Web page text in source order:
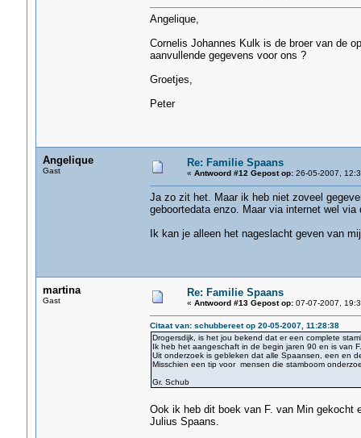
Angelique,
Cornelis Johannes Kulk is de broer van de
aanvullende gegevens voor ons ?
Groetjes,
Peter
Angelique
Gast
Re: Familie Spaans
« Antwoord #12 Gepost op:26-05-2007,
Ja zo zit het. Maar ik heb niet zoveel
geboortedata enzo. Maar via internet wel
Ik kan je alleen het nageslacht geven van
martina
Gast
Re: Familie Spaans
« Antwoord #13 Gepost op:07-07-2007,
Citaat van: schubbereet op 20-05-2007, 11:28:38
Drogersdijk, is het jou bekend dat er een complete
Ik heb het aangeschaft in de begin jaren 90 en is van
Uit onderzoek is gebleken dat alle Spaansen, een en
Misschien een tip voor mensen die stamboom
Gr. Schub
Ook ik heb dit boek van F. van Min gekocht
Julius Spaans.